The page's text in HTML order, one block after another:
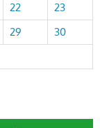
22
23
29
30